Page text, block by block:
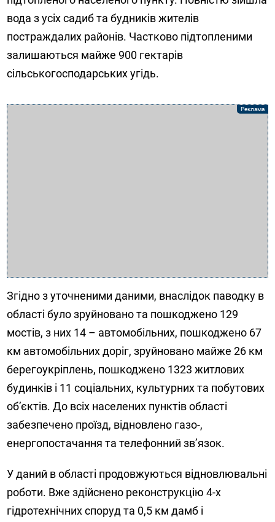
вода з усіх садиб та будників жителів
постраждалих районів. Частково підтопленими
залишаються майже 900 гектарів
сільськогосподарських угідь.
Згідно з уточненими даними, внаслідок паводку в
області було зруйновано та пошкоджено 129
мостів, з них 14 – автомобільних, пошкоджено 67
км автомобільних доріг, зруйновано майже 26 км
берегоукріплень, пошкоджено 1323 житлових
будинків і 11 соціальних, культурних та побутових
об’єктів. До всіх населених пунктів області
забезпечено проїзд, відновлено газо-,
енергопостачання та телефонний зв’язок.
У даний в області продовжуються відновлювальні
роботи. Вже здійснено реконструкцію 4-х
гідротехнічних споруд та 0,5 км дамб і